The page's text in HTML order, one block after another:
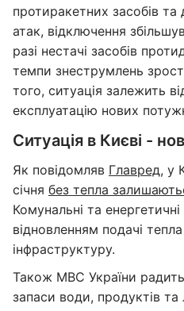
протиракетних засобів
атак, відключення
разі нестачі засобів
темпи знеструмлень
того, ситуація залежить
експлуатацію нових
Ситуація в Києві -
Як повідомляв Главред, у
січня без тепла
Комунальні та
відновленням подачі
інфраструктуру.
Також МВС України радить
запаси води, продуктів та